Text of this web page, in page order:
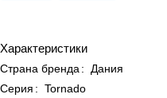
Характеристики
Страна бренда :
Дания
Серия : Tornado